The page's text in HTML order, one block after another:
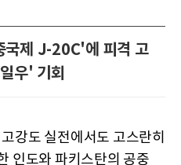
국제 J-20C'에 피격 고
우' 기회
강도 실전에서도 고스란히
인도와 파키스탄의 공중